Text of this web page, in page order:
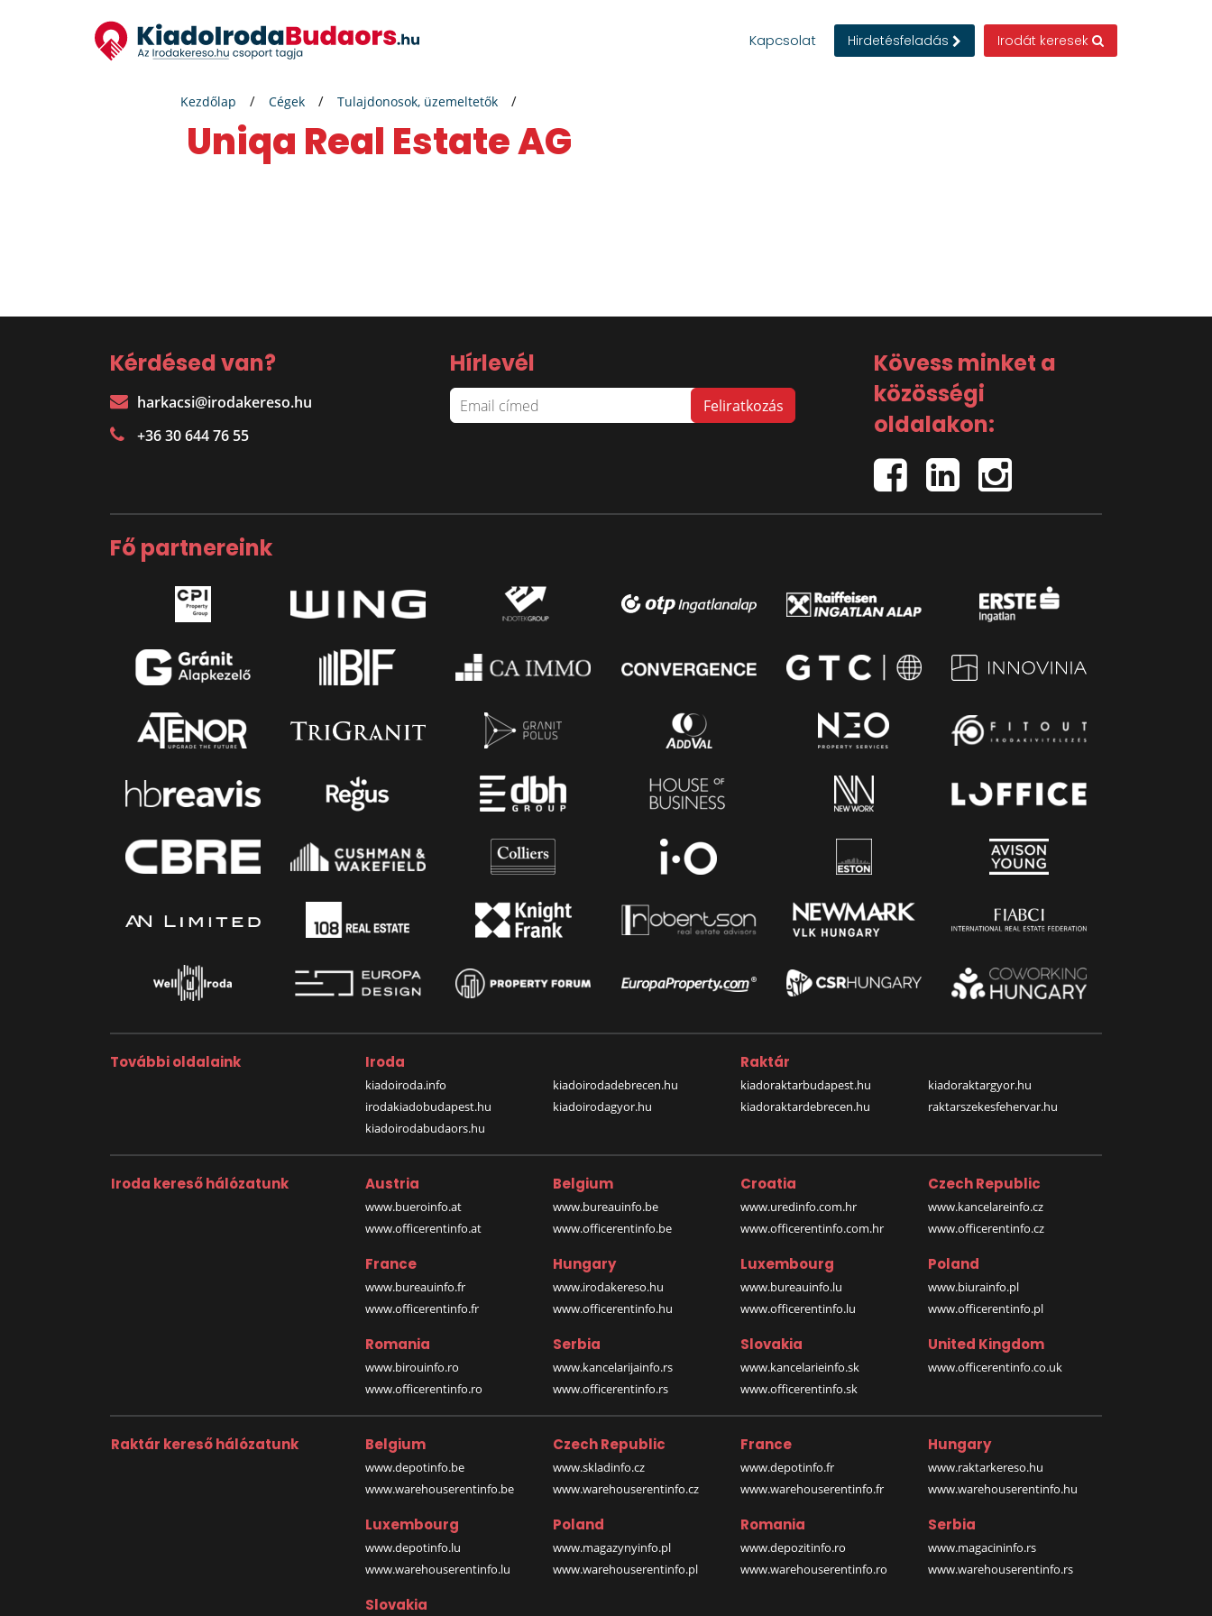
Kapcsolat Hirdetésfeladás Irodát keresek
Kezdőlap Cégek Tulajdonosok, üzemeltetők
Uniqa Real Estate AG
Kérdésed van?
harkacsi@irodakereso.hu
+36 30 644 76 55
Hírlevél
Kövess minket a
közösségi
oldalakon:
Fő partnereink
További oldalaink Iroda
kiadoiroda.info
irodakiadobudapest.hu
kiadoirodabudaors.hu
kiadoirodadebrecen.hu
kiadoirodagyor.hu
Raktár
kiadoraktarbudapest.hu
kiadoraktardebrecen.hu
kiadoraktargyor.hu
raktarszekesfehervar.hu
Iroda kereső hálózatunk Austria
www.bueroinfo.at
www.officerentinfo.at
Belgium
www.bureauinfo.be
www.officerentinfo.be
Croatia
www.uredinfo.com.hr
www.officerentinfo.com.hr
Czech Republic
www.kancelareinfo.cz
www.officerentinfo.cz
France
www.bureauinfo.fr
www.officerentinfo.fr
Hungary
www.irodakereso.hu
www.officerentinfo.hu
Luxembourg
www.bureauinfo.lu
www.officerentinfo.lu
Poland
www.biurainfo.pl
www.officerentinfo.pl
Romania
www.birouinfo.ro
www.officerentinfo.ro
Serbia
www.kancelarijainfo.rs
www.officerentinfo.rs
Slovakia
www.kancelarieinfo.sk
www.officerentinfo.sk
United Kingdom
www.officerentinfo.co.uk
Raktár kereső hálózatunk Belgium
www.depotinfo.be
www.warehouserentinfo.be
Czech Republic
www.skladinfo.cz
www.warehouserentinfo.cz
France
www.depotinfo.fr
www.warehouserentinfo.fr
Hungary
www.raktarkereso.hu
www.warehouserentinfo.hu
Luxembourg
www.depotinfo.lu
www.warehouserentinfo.lu
Poland
www.magazynyinfo.pl
www.warehouserentinfo.pl
Romania
www.depozitinfo.ro
www.warehouserentinfo.ro
Serbia
www.magacininfo.rs
www.warehouserentinfo.rs
Slovakia